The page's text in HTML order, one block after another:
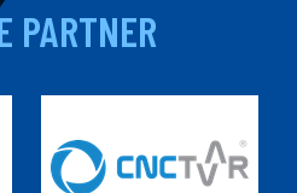
PARTNER